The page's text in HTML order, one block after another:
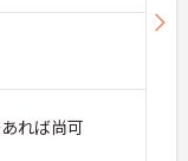
ま
的
れば尚可